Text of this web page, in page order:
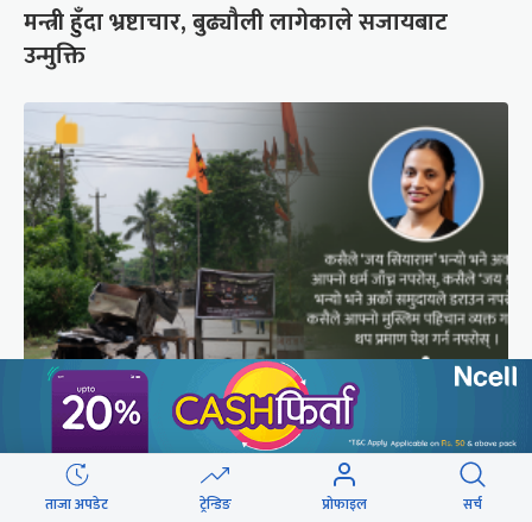
मन्त्री हुँदा भ्रष्टाचार, बुढ्यौली लागेकाले सजायबाट
उन्मुक्ति
मधेसको अयोध्याकरण
छुटाउनुभयो कि ?
ताजा अपडेट ट्रेन्डिङ प्रोफाइल सर्च